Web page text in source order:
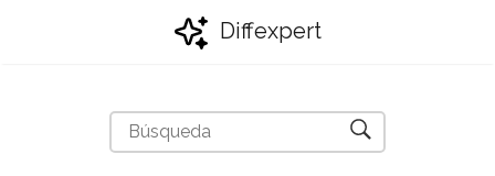
Diffexpert